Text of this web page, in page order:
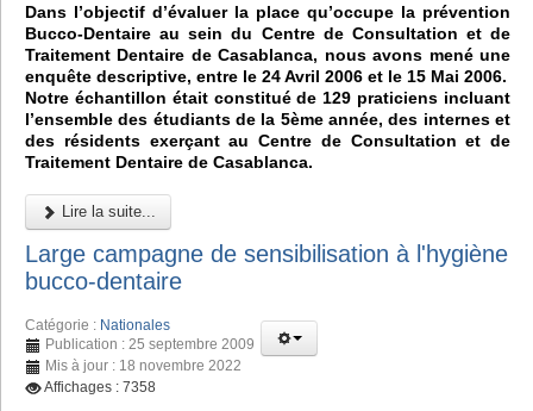
Dans l’objectif d’évaluer la place qu’occupe la prévention
Bucco-Dentaire au sein du Centre de Consultation et de
Traitement Dentaire de Casablanca, nous avons mené une
enquête descriptive, entre le 24 Avril 2006 et le 15 Mai 2006.
Notre échantillon était constitué de 129 praticiens incluant
l’ensemble des étudiants de la 5ème année, des internes et
des résidents exerçant au Centre de Consultation et de
Traitement Dentaire de Casablanca.
Lire la suite...
Large campagne de sensibilisation à l'hygiène
bucco-dentaire
Catégorie : Nationales
Publication : 25 septembre 2009
Mis à jour : 18 novembre 2022
Affichages : 7358